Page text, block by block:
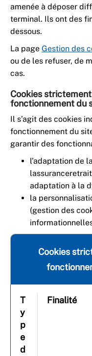
amenée à déposer
terminal. Ils ont des
dessous.
La page Gestion des
ou de les refuser, de
cas.
Cookies
fonctionnement du
Il s’agit des cookies
fonctionnement du
garantir des
l’adaptation de
adaptation à la
la
(gestion des
Cookies
T
y
p
e
d
Finalité